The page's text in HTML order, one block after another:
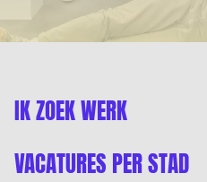
IK ZOEK WERK
VACATURES PER STAD